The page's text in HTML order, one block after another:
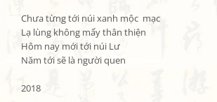
Chưa từng tới núi xanh mộc  mạc
Lạ lùng không mấy thân thiện
Hôm nay mới tới núi Lư
Năm tới sẽ là người quen
2018